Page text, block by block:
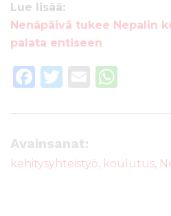
Lue lisää:
Nenäpäivä tukee Nepalin
palata entiseen
F
e
b
T
te
r
E
A
Avainsanat:
kehitysyhteistyö, koulutus,